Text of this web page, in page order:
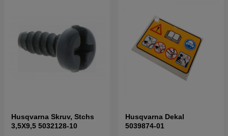
Husqvarna Skruv, Stchs
3,5X9,5 5032128-10
Husqvarna Dekal
5039874-01